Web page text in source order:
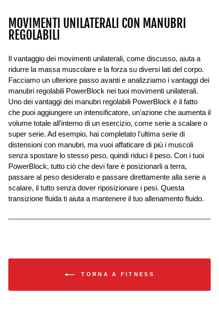
MOVIMENTI UNILATERALI CON MANUBRI
REGOLABILI
Il vantaggio dei movimenti unilaterali, come discusso, aiuta a
ridurre la massa muscolare e la forza su diversi lati del corpo.
Facciamo un ulteriore passo avanti e analizziamo i vantaggi dei
manubri regolabili PowerBlock nei tuoi movimenti unilaterali.
Uno dei vantaggi dei manubri regolabili PowerBlock è il fatto
che puoi aggiungere un intensificatore, un'azione che aumenta il
volume totale all'interno di un esercizio, come serie a scalare o
super serie. Ad esempio, hai completato l'ultima serie di
distensioni con manubri, ma vuoi affaticare di più i muscoli
senza spostare lo stesso peso, quindi riduci il peso. Con i tuoi
PowerBlock, tutto ciò che devi fare è posizionarli a terra,
passare al peso desiderato e passare direttamente alla serie a
scalare, il tutto senza dover riposizionare i pesi. Questa
transizione fluida ti aiuta a mantenere il tuo allenamento fluido.
TORNA A FITNESS